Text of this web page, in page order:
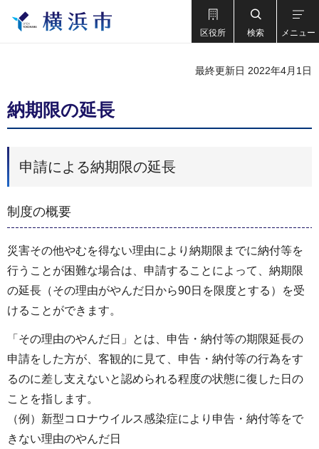
区役所 検索 メニュー
最終更新日 2022年4月1日
納期限の延長
申請による納期限の延長
制度の概要
災害その他やむを得ない理由により納期限までに納付等を
行うことが困難な場合は、申請することによって、納期限
の延長（その理由がやんだ日から90日を限度とする）を受
けることができます。
「その理由のやんだ日」とは、申告・納付等の期限延長の
申請をした方が、客観的に見て、申告・納付等の行為をす
るのに差し支えないと認められる程度の状態に復した日の
ことを指します。
（例）新型コロナウイルス感染症により申告・納付等をで
きない理由のやんだ日